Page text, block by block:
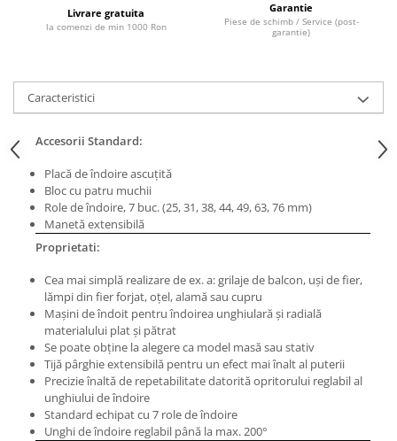
Masini de frezat universale SERVO
Masini de ascutit burghie
Masini de lustruit
Masini de polizat bavuri cu perii
Masini de rectificat plan
Masini de rectificat plan
Masini de rectificat rotund
Masini de satinat
Masini de slefuit combinate
Masini de slefuit cu banda
Masini de slefuit cu disc
Masini de slefuit cu mediu umed si
Masini de slefuit cutite de gravat
Masini de tesit
Masini pentru slefuit tevi
Masini universale de ascutit
Livrare gratuita
la comenzi de min 1000 Ron
Garantie
Piese de schimb / Service (post-
garantie)
Caracteristici
Accesorii Standard:
Placă de îndoire ascuţită
Bloc cu patru muchii
Role de îndoire, 7 buc. (25, 31, 38, 44, 49, 63, 76 mm)
Manetă extensibilă
Proprietati:
Cea mai simplă realizare de ex. a: grilaje de balcon, uşi de fier,
lămpi din fier forjat, oţel, alamă sau cupru
Maşini de îndoit pentru îndoirea unghiulară şi radială
materialului plat şi pătrat
Se poate obţine la alegere ca model masă sau stativ
Tijă pârghie extensibilă pentru un efect mai înalt al puterii
Precizie înaltă de repetabilitate datorită opritorului reglabil al
unghiului de îndoire
Standard echipat cu 7 role de îndoire
Unghi de îndoire reglabil până la max. 200°